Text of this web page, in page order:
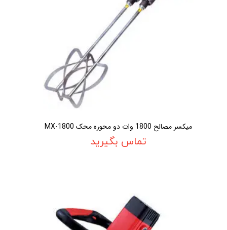
ميکسر مصالح 1800 وات دو محوره محک MX-1800
تماس بگیرید